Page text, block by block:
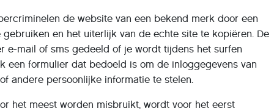
de website van een bekend merk door een
en het uiterlijk van de echte site te kopiëren. De
e-mail of sms gedeeld of je wordt tijdens het surfen
een formulier dat bedoeld is om de inloggegevens van
andere persoonlijke informatie te stelen.
het meest worden misbruikt, wordt voor het eerst